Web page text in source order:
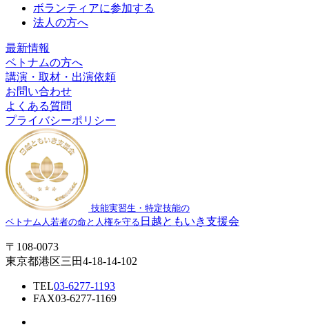
ボランティアに参加する
法人の方へ
最新情報
ベトナムの方へ
講演・取材・出演依頼
お問い合わせ
よくある質問
プライバシーポリシー
技能実習生・特定技能の
ベトナム人若者の命と人権を守る 日越ともいき支援会
〒108-0073
東京都港区三田4-18-14-102
TEL03-6277-1193
FAX03-6277-1169